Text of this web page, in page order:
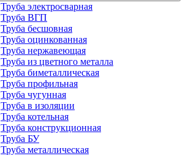
Труба электросварная
Труба ВГП
Труба бесшовная
Труба оцинкованная
Труба нержавеющая
Труба из цветного металла
Труба биметаллическая
Труба профильная
Труба чугунная
Труба в изоляции
Труба котельная
Труба конструкционная
Труба БУ
Труба металлическая